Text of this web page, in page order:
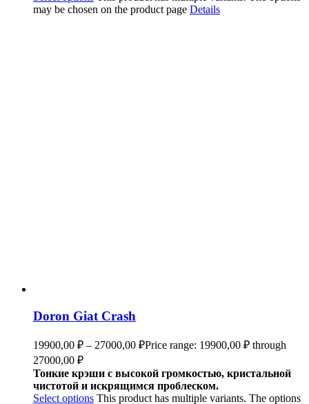
may be chosen on the product page Details
Doron Giat Crash
19900,00 ₽ – 27000,00 ₽Price range: 19900,00 ₽ through
27000,00 ₽
Тонкие крэши с высокой громкостью, кристальной
чистотой и искрящимся проблеском.
Select options This product has multiple variants. The options